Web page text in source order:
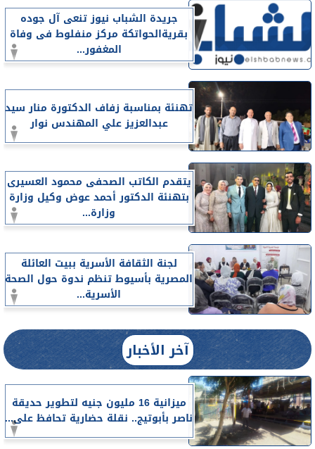
جريدة الشباب نيوز تنعى آل جوده
بقريةالحواتكة مركز منفلوط فى وفاة
المغفور...
تهنئة بمناسبة زفاف الدكتورة منار سيد
عبدالعزيز علي المهندس نوار
يتقدم الكاتب الصحفى محمود العسيرى
بتهنئة الدكتور أحمد عوض وكيل وزارة
وزارة...
لجنة الثقافة الأسرية ببيت العائلة
المصرية بأسيوط تنظم ندوة حول الصحة
الأسرية...
آخر الأخبار
ميزانية 16 مليون جنيه لتطوير حديقة
ناصر بأبوتيج.. نقلة حضارية تحافظ على...